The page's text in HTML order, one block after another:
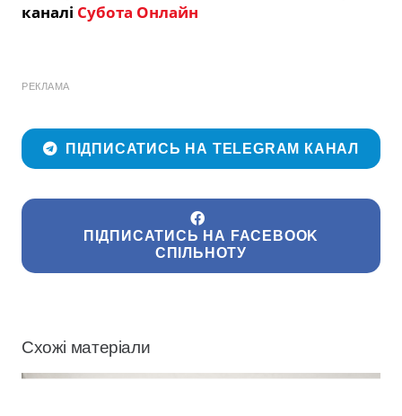
каналі Субота Онлайн
РЕКЛАМА
ПІДПИСАТИСЬ НА TELEGRAM КАНАЛ
ПІДПИСАТИСЬ НА FACEBOOK
СПІЛЬНОТУ
Схожі матеріали